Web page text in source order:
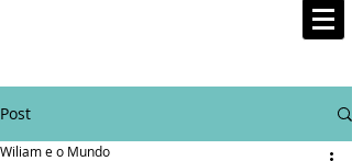
Post
Wiliam e o Mundo